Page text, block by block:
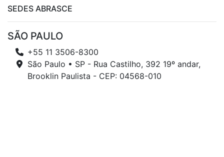
SEDES ABRASCE
SÃO PAULO
+55 11 3506-8300
São Paulo • SP - Rua Castilho, 392 19º andar,
Brooklin Paulista - CEP: 04568-010